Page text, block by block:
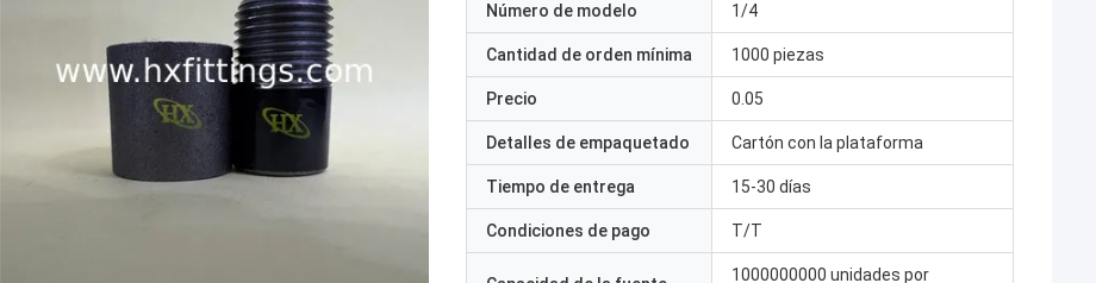
Número de modelo 1/4
Cantidad de orden mínima 1000 piezas
Precio 0.05
Detalles de empaquetado Cartón con la plataforma
Tiempo de entrega 15-30 días
Condiciones de pago T/T
1000000000 unidades por